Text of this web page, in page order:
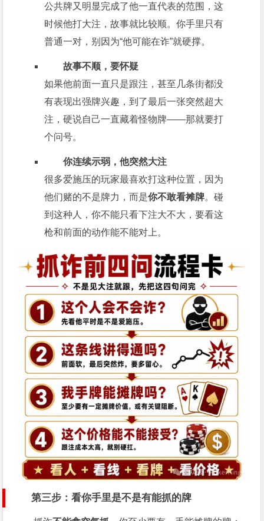
公共牌又明显完成了他一直代表的范围，这
时候他打大注，故事就比较顺。你手里只有
普通一对，别因为“他可能在诈”就硬撑。
故事不顺，要怀疑
如果他前面一直只是跟注，甚至几条街都没
有表现出强牌兴趣，到了最后一张突然超大
注，硬说自己一直藏着怪物牌——那就要打
个问号。
你连续示弱，他突然大注
很多爱施压的玩家最喜欢打这种位置，因为
他们赌的不是牌力，而是你不敢看摊牌。碰
到这种人，你不能只看下注大不大，要看这
枪和前面的动作能不能对上。
第三步：看你手里是不是有能抓的牌